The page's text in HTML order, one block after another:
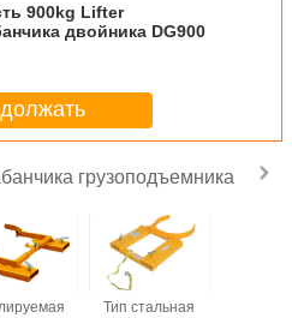
900kg Lifter
двойника DG900
грузоподъемника
Тип стальная